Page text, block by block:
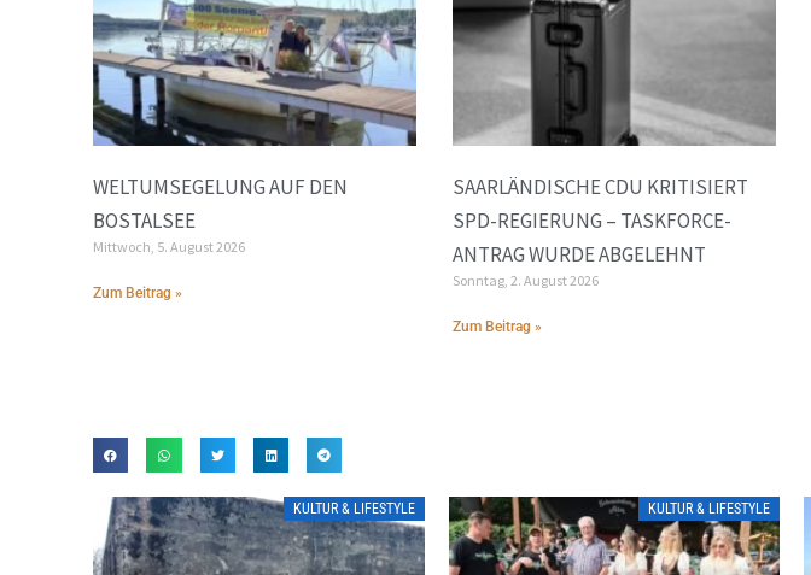
WELTUMSEGELUNG AUF DEN
BOSTALSEE
Mittwoch, 5. August 2026
Zum Beitrag »
SAARLÄNDISCHE CDU KRITISIERT
SPD-REGIERUNG – TASKFORCE-
ANTRAG WURDE ABGELEHNT
Sonntag, 2. August 2026
Zum Beitrag »
KULTUR & LIFESTYLE KULTUR & LIFESTYLE